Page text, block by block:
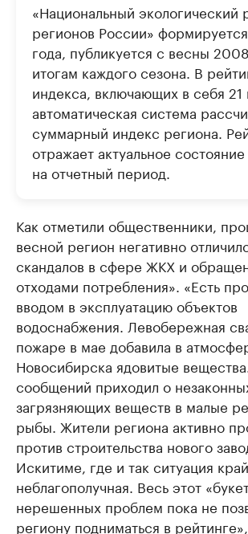
«Национальный экологический
регионов России»
года, публикуется с весны
итогам каждого сезона. В
индекса, включающих в себя 21
автоматическая система
суммарный индекс региона.
отражает актуальное
на отчетный период.
Как отметили общественники,
весной регион негативно
скандалов в сфере ЖКХ и
отходами потребления». «Есть
вводом в эксплуатацию объектов
водоснабжения. Левобережная
пожаре в мае добавила в
Новосибирска ядовитые
сообщений приходил о
загрязняющих веществ в малые
рыбы. Жители региона активно
против строительства нового
Искитиме, где и так ситуация
неблагополучная. Весь этот
нерешенных проблем пока не
региону подниматься в